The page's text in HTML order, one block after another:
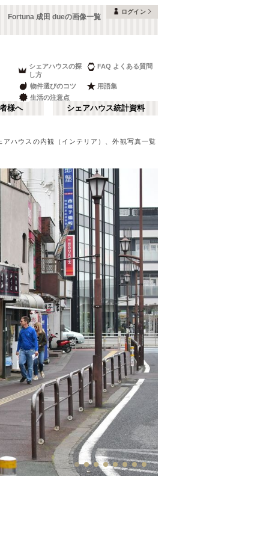
Fortuna 成田 dueの画像一覧
ログイン
シェアハウスの探
し方
FAQ よくある質問
物件選びのコツ
用語集
生活の注意点
様へ シェアハウス統計資料
アハウスの内観（インテリア）、外観写真一覧